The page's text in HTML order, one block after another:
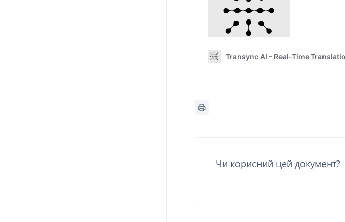
Чи корисний цей документ?